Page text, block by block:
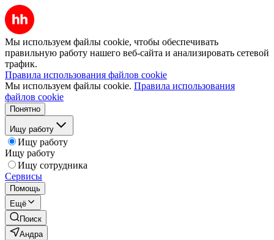
Мы используем файлы cookie, чтобы обеспечивать
правильную работу нашего веб-сайта и анализировать сетевой
трафик.
Правила использования файлов cookie
Мы используем файлы cookie. Правила использования
файлов cookie
Понятно
Ищу работу
Ищу работу
Ищу работу
Ищу сотрудника
Сервисы
Помощь
Ещё
Поиск
Андра